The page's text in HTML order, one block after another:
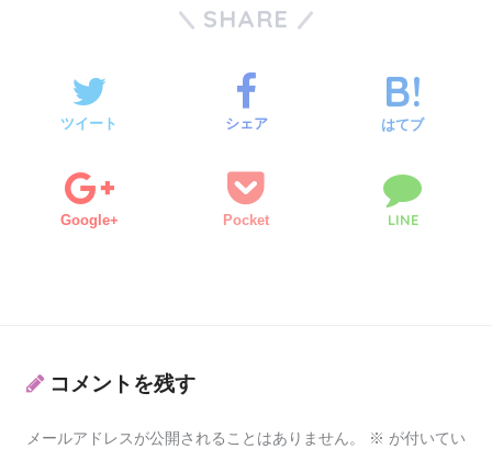
SHARE
ツイート シェア はてブ
Google+ Pocket LINE
コメントを残す
メールアドレスが公開されることはありません。 ※ が付いてい